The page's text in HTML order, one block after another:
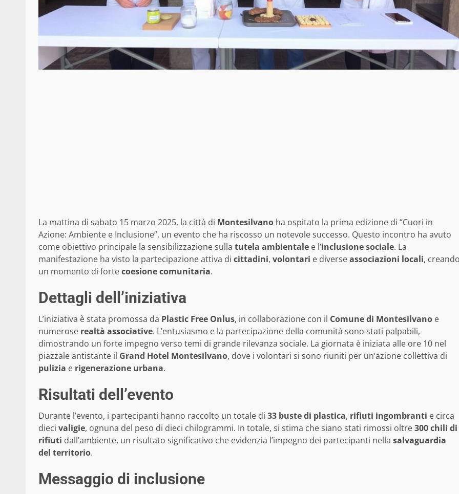
La mattina di sabato 15 marzo 2025, la città di Montesilvano ha ospitato la prima edizione di “Cuori in
Azione: Ambiente e Inclusione”, un evento che ha riscosso un notevole successo. Questo incontro ha avuto
come obiettivo principale la sensibilizzazione sulla tutela ambientale e l’inclusione sociale. La
manifestazione ha visto la partecipazione attiva di cittadini, volontari e diverseassociazioni locali,
un momento di fortecoesione comunitaria.
Dettagli dell’iniziativa
L’iniziativa è stata promossa da Plastic Free Onlus, in collaborazione con il Comune di Montesilvano e
numerose realtà associative. L’entusiasmo e la partecipazione della comunità sono stati palpabili,
dimostrando un forte impegno verso temi di grande rilevanza sociale. La giornata è iniziata alle ore 10 nel
piazzale antistante il Grand Hotel Montesilvano, dove i volontari si sono riuniti per un’azione collettiva di
pulizia e rigenerazione urbana.
Risultati dell’evento
Durante l’evento, i partecipanti hanno raccolto un totale di 33 buste di plastica, rifiuti ingombranti e circa
dieci valigie, ognuna del peso di dieci chilogrammi. In totale, si stima che siano stati rimossi oltre300 chili di
rifiuti dall’ambiente, un risultato significativo che evidenzia l’impegno dei partecipanti nella salvaguardia
del territorio.
Messaggio di inclusione